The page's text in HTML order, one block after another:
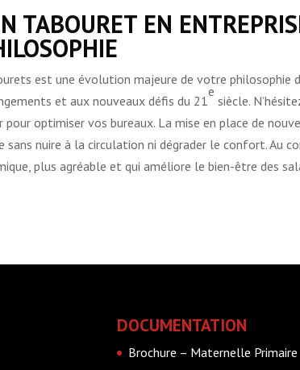
TABOURET EN
est une évolution majeure de votre philosophie
et aux nouveaux défis du 21
e
siècle.
pour optimiser vos bureaux. La mise en place de
nuire à la circulation ni dégrader le confort. Au
plus agréable et qui améliore le bien-être des
DOCUMENTATION
Brochure – Maternelle Primaire